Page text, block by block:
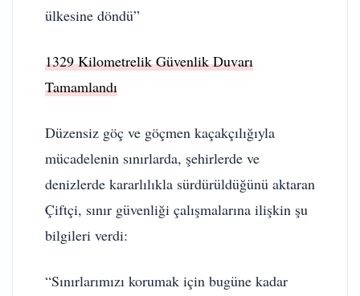
ülkesine döndü”
1329 Kilometrelik Güvenlik Duvarı
Tamamlandı
Düzensiz göç ve göçmen kaçakçılığıyla
mücadelenin sınırlarda, şehirlerde ve
denizlerde kararlılıkla sürdürüldüğünü aktaran
Çiftçi, sınır güvenliği çalışmalarına ilişkin şu
bilgileri verdi:
“Sınırlarımızı korumak için bugüne kadar